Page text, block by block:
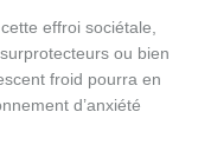
effroi sociétale,
ou bien
froid pourra en
d’anxiété